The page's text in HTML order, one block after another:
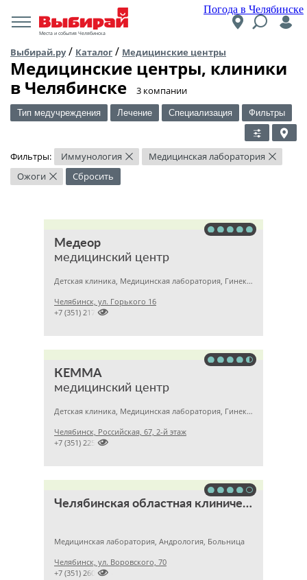
Погода в Челябинске
Места и события Челябинска
Выбирай.ру/ Каталог / Медицинские центры
Медицинские центры, клиники
в Челябинске
​3 компании
Тип медучреждения Лечение Специализация Фильтры
Фильтры: Иммунология × Медицинская лаборатория ×
Ожоги × Сбросить
Медеор
медицинский центр
Детская клиника, Медицинская лаборатория, Гинекология
Челябинск, ул. Горького 16

+7 (351) 2172376
КЕММА
медицинский центр
Детская клиника, Медицинская лаборатория, Гинекология
Челябинск, Российская, 67, 2-й этаж

+7 (351) 2256145
Челябинская областная клиническая больница
Медицинская лаборатория, Андрология, Больница
Челябинск, ул. Воровского, 70

+7 (351) 2609824